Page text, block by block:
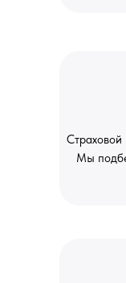
Страховой
Мы